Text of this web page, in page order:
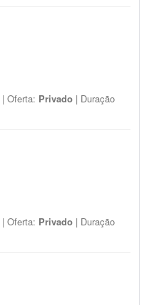
| Oferta: Privado | Duração
| Oferta: Privado | Duração